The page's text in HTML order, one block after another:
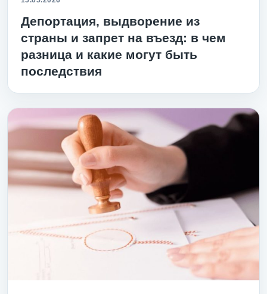
Депортация, выдворение из
страны и запрет на въезд: в чем
разница и какие могут быть
последствия